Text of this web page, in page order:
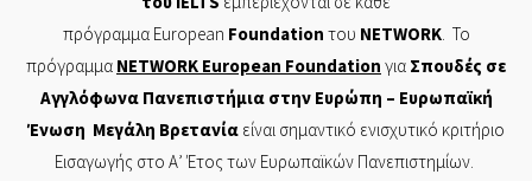
πρόγραμμαEuropean Foundation του NETWORK. Το
πρόγραμμα NETWORK European Foundation για Σπουδές σε
Αγγλόφωνα Πανεπιστήμια στην Ευρώπη – Ευρωπαϊκή
Ένωση Μεγάλη Βρετανία είναι σημαντικό ενισχυτικό κριτήριο
Εισαγωγής στο Α’ Έτος των Ευρωπαϊκών Πανεπιστημίων.